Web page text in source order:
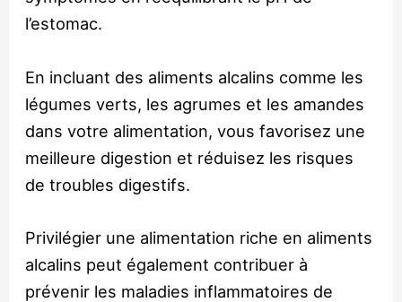
l’estomac.
En incluant des aliments alcalins comme les
légumes verts, les agrumes et les amandes
dans votre alimentation, vous favorisez une
meilleure digestion et réduisez les risques
de troubles digestifs.
Privilégier une alimentation riche en aliments
alcalins peut également contribuer à
prévenir les maladies inflammatoires de